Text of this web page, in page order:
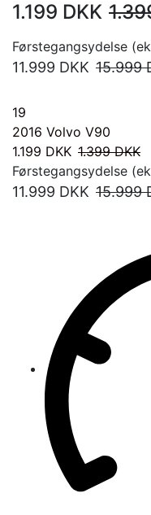
1.199 DKK
Førstegangsydelse
11.999 DKK 15.999
19
2016 Volvo V90
1.199 DKK 1.399DKK
Førstegangsydelse
11.999 DKK 15.999